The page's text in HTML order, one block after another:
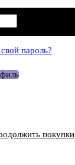
пароль?
покупки